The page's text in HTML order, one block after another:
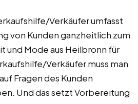
Verkäufer umfasst
von Kunden ganzheitlich zum
und Mode aus Heilbronn für
Verkäufer muss man
Fragen des Kunden
Und das setzt Vorbereitung